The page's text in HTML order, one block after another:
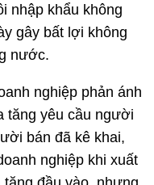
nhập khẩu không
gây bất lợi không
nước.
nghiệp phản ánh
tăng yêu cầu người
bán đã kê khai,
nghiệp khi xuất